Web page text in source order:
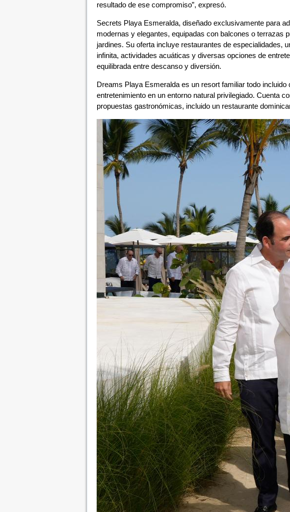
resultado de ese compromiso”, expresó.
Secrets Playa Esmeralda, diseñado exclusivamente para
modernas y elegantes, equipadas con balcones o terrazas
jardines. Su oferta incluye restaurantes de especialidades,
infinita, actividades acuáticas y diversas opciones de
equilibrada entre descanso y diversión.
Dreams Playa Esmeralda es un resort familiar todo incluido
entretenimiento en un entorno natural privilegiado. Cuenta
propuestas gastronómicas, incluido un restaurante